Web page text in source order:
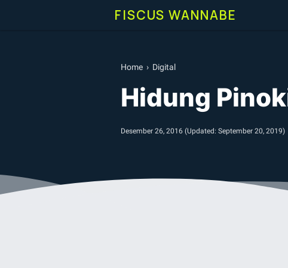
FISCUS WANNABE
Home › Digital
Hidung
Desember 26, 2016 (Updated: September 20, 2019)